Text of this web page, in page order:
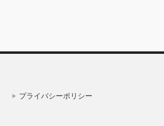
プライバシーポリシー